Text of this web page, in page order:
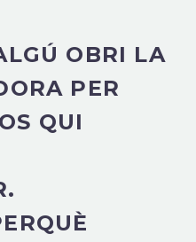
OBRI LA
PER
QUI